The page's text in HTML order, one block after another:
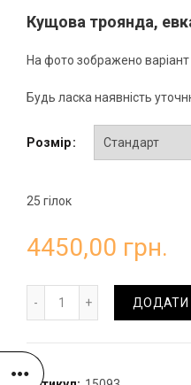
Кущова троянда,
На фото зображено
Будь ласка наявність
Розмір
25 гілок
4450,00 грн.
ДОДАТИ